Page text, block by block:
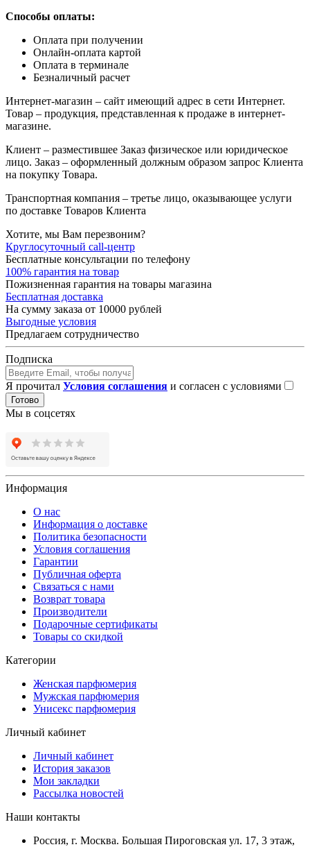
Способы оплаты:
Оплата при получении
Онлайн-оплата картой
Оплата в терминале
Безналичный расчет
Интернет-магазин – сайт имеющий адрес в сети Интернет.
Товар – продукция, представленная к продаже в интернет-
магазине.
Клиент – разместившее Заказ физическое или юридическое
лицо. Заказ – оформленный должным образом запрос Клиента
на покупку Товара.
Транспортная компания – третье лицо, оказывающее услуги
по доставке Товаров Клиента
Хотите, мы Вам перезвоним?
Круглосуточный call-центр
Бесплатные консультации по телефону
100% гарантия на товар
Пожизненная гарантия на товары магазина
Бесплатная доставка
На сумму заказа от 10000 рублей
Выгодные условия
Предлагаем сотрудничество
Подписка
Я прочитал Условия соглашения и согласен с условиями
Готово
Мы в соцсетях
Информация
О нас
Информация о доставке
Политика безопасности
Условия соглашения
Гарантии
Публичная оферта
Связаться с нами
Возврат товара
Производители
Подарочные сертификаты
Товары со скидкой
Категории
Женская парфюмерия
Мужская парфюмерия
Унисекс парфюмерия
Личный кабинет
Личный кабинет
История заказов
Мои закладки
Рассылка новостей
Наши контакты
Россия, г. Москва. Большая Пироговская ул. 17, 3 этаж,